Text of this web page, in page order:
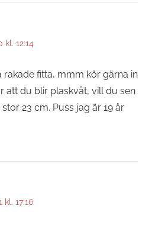
kl. 12:14
rakade fitta, mmm kör gärna in
att du blir plaskvåt, vill du sen
23 cm. Puss jag är 19 år
kl. 17:16